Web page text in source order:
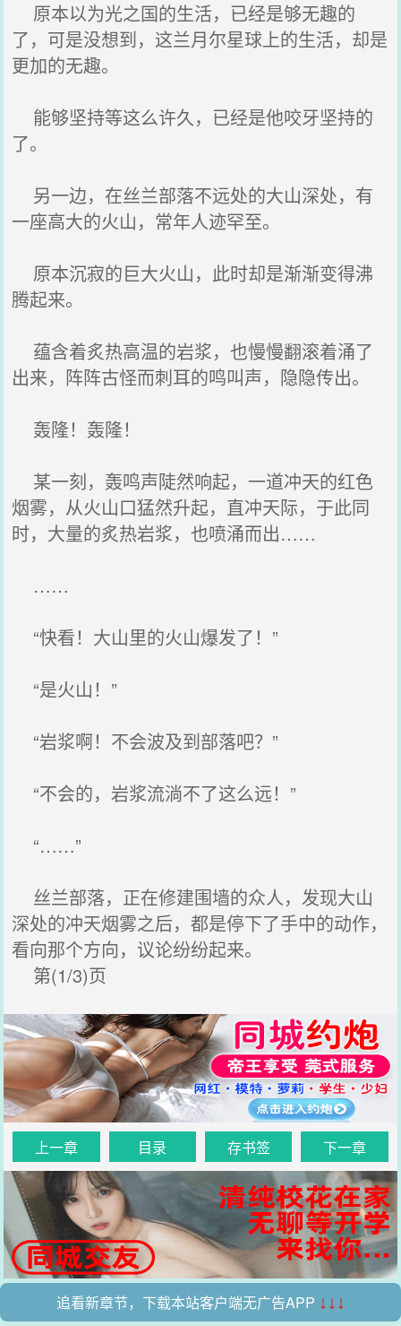
原本以为光之国的生活，已经是够无趣的
了，可是没想到，这兰月尔星球上的生活，却是
更加的无趣。
能够坚持等这么许久，已经是他咬牙坚持的
了。
另一边，在丝兰部落不远处的大山深处，有
一座高大的火山，常年人迹罕至。
原本沉寂的巨大火山，此时却是渐渐变得沸
腾起来。
蕴含着炙热高温的岩浆，也慢慢翻滚着涌了
出来，阵阵古怪而刺耳的鸣叫声，隐隐传出。
轰隆！轰隆！
某一刻，轰鸣声陡然响起，一道冲天的红色
烟雾，从火山口猛然升起，直冲天际，于此同
时，大量的炙热岩浆，也喷涌而出……
……
“快看！大山里的火山爆发了！”
“是火山！”
“岩浆啊！不会波及到部落吧？”
“不会的，岩浆流淌不了这么远！”
“……”
丝兰部落，正在修建围墙的众人，发现大山
深处的冲天烟雾之后，都是停下了手中的动作，
看向那个方向，议论纷纷起来。
第(1/3)页
上一章 目录 存书签 下一章
追看新章节，下载本站客户端无广告APP ↓↓↓